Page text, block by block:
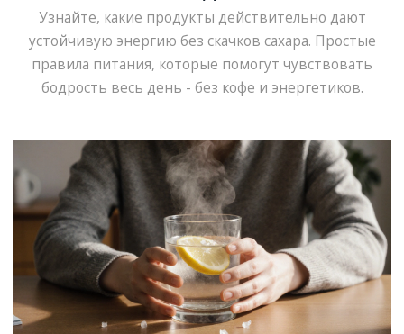
Узнайте, какие продукты действительно дают
устойчивую энергию без скачков сахара. Простые
правила питания, которые помогут чувствовать
бодрость весь день - без кофе и энергетиков.